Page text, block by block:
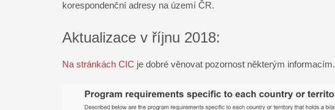
korespondenční adresy na území ČR.
Aktualizace v říjnu 2018:
Na stránkách CIC je dobré věnovat pozornost některým informacím.